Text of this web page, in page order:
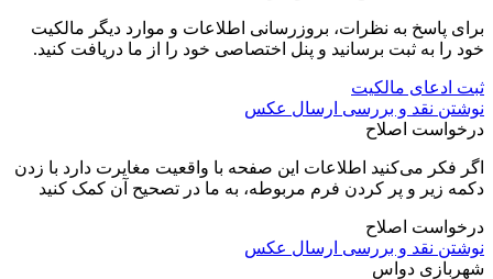
برای پاسخ به نظرات، بروزرسانی اطلاعات و موارد دیگر مالکیت
خود را به ثبت برسانید و پنل اختصاصی خود را از ما دریافت کنید.
ثبت ادعای مالکیت
نوشتن نقد و بررسی ارسال عکس
درخواست اصلاح
اگر فکر می‌کنید اطلاعات این صفحه با واقعیت مغایرت دارد با زدن
دکمه زیر و پر کردن فرم مربوطه، به ما در تصحیح آن کمک کنید
درخواست اصلاح
نوشتن نقد و بررسی ارسال عکس
شهربازی دواس